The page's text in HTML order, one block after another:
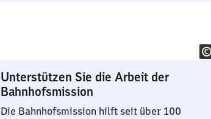
Unterstützen Sie die Arbeit der
Bahnhofsmission
Die Bahnhofsmission hilft seit über 100